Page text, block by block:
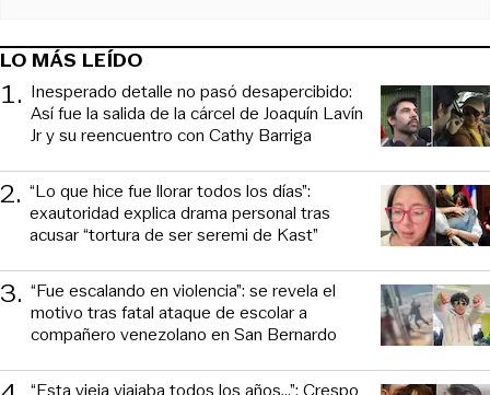
LO MÁS LEÍDO
1. Inesperado detalle no pasó desapercibido:
Así fue la salida de la cárcel de Joaquín Lavín
Jr y su reencuentro con Cathy Barriga
2. “Lo que hice fue llorar todos los días”:
exautoridad explica drama personal tras
acusar “tortura de ser seremi de Kast”
3. “Fue escalando en violencia”: se revela el
motivo tras fatal ataque de escolar a
compañero venezolano en San Bernardo